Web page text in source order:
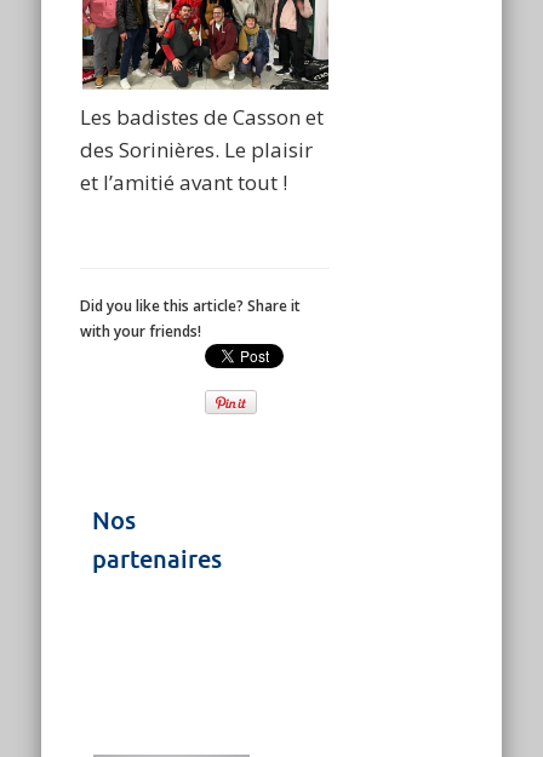
Les badistes de Casson et
des Sorinières. Le plaisir
et l’amitié avant tout !
Did you like this article? Share it
with your friends!
Nos
partenaires